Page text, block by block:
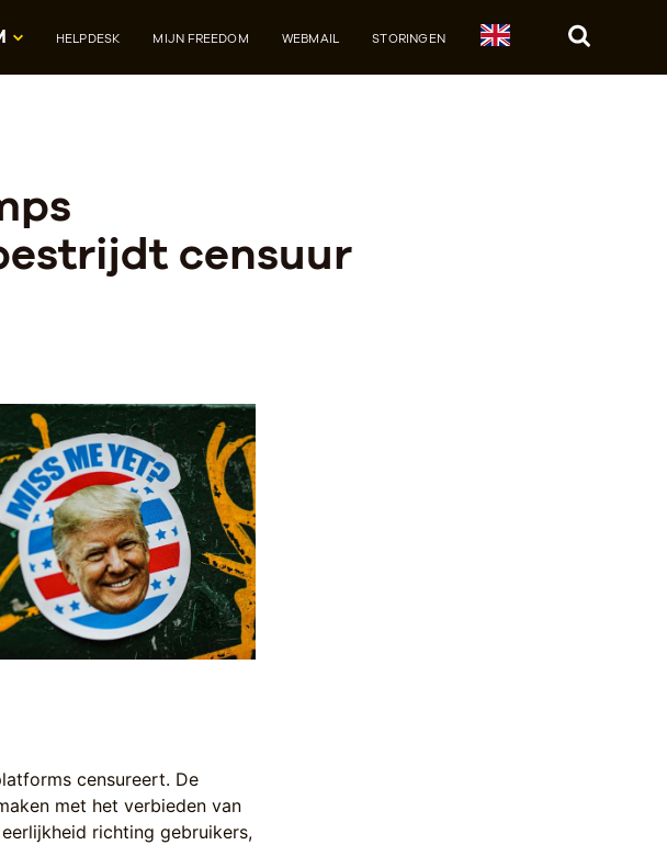
HELPDESK MIJN FREEDOM WEBMAIL STORINGEN
censuur
censureert. De
met het verbieden van
richting gebruikers,